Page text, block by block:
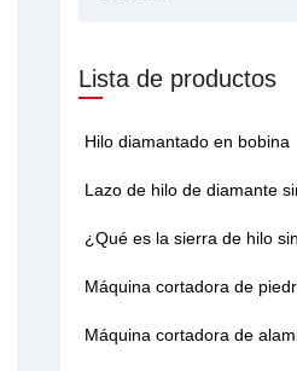
Lista de productos
Hilo diamantado en bobina
Lazo de hilo de diamante
¿Qué es la sierra de hilo
Máquina cortadora de
Máquina cortadora de